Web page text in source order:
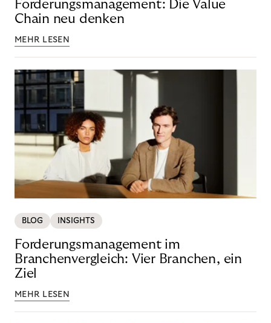
Forderungsmanagement: Die Value
Chain neu denken
MEHR LESEN
BLOG INSIGHTS
Forderungsmanagement im
Branchenvergleich: Vier Branchen, ein
Ziel
MEHR LESEN